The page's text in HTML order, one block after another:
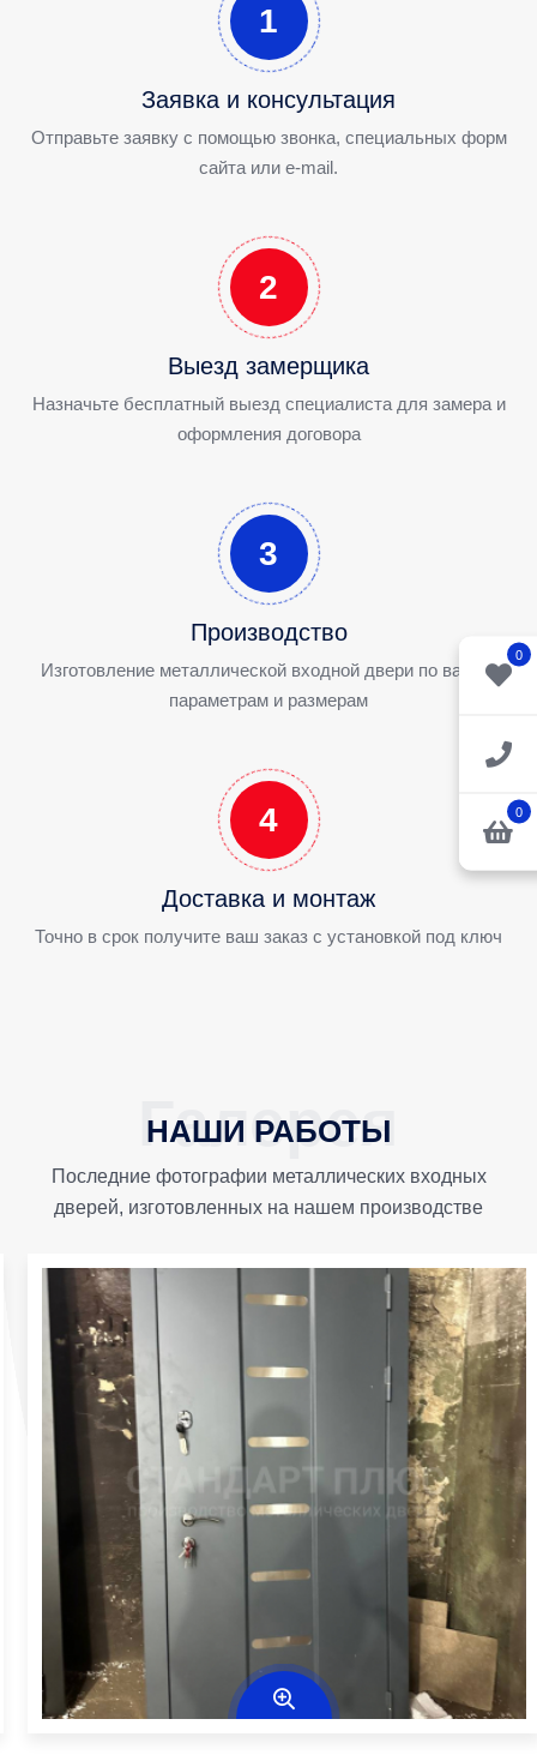
0
0
1
Заявка и консультация
Отправьте заявку с помощью звонка, специальных форм
сайта или e-mail.
2
Выезд замерщика
Назначьте бесплатный выезд специалиста для замера и
оформления договора
3
Производство
Изготовление металлической входной двери по вашим
параметрам и размерам
4
Доставка и монтаж
Точно в срок получите ваш заказ с установкой под ключ
НАШИ РАБОТЫ
Последние фотографии металлических входных
дверей, изготовленных на нашем производстве